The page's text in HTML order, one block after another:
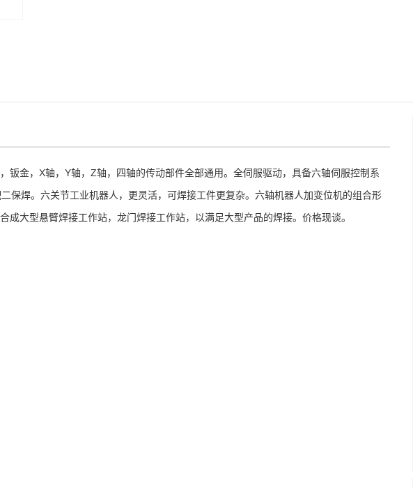
钣金， X轴， Y轴， Z轴，四轴的传动部件全部通用。全伺服驱动，具备六轴伺服控制系
保焊。六关节工业机器人，更灵活，可焊接工件更复杂。六轴机器人加变位机的组合形
大型悬臂焊接工作站，龙门焊接工作站，以满足大型产品的焊接。价格现谈。